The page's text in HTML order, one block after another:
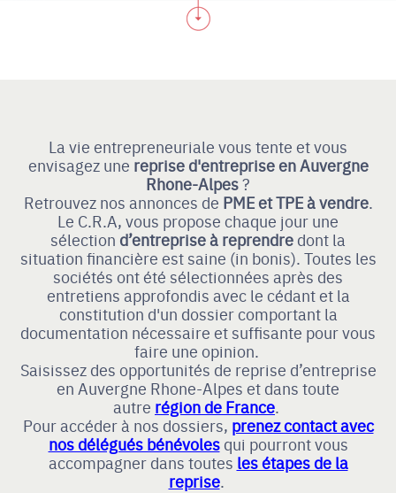
La vie entrepreneuriale vous tente et vous
envisagez une reprise d'entreprise en Auvergne
Rhone-Alpes?
Retrouvez nos annonces de PME et TPE à vendre.
Le C.R.A, vous propose chaque jour une
sélection d’entreprise à reprendre dont la
situation financière est saine (in bonis). Toutes les
sociétés ont été sélectionnées après des
entretiens approfondis avec le cédant et la
constitution d'un dossier comportant la
documentation nécessaire et suffisante pour vous
faire une opinion.
Saisissez des opportunités de reprise d’entreprise
en Auvergne Rhone-Alpes et dans toute
autre région de France.
Pour accéder à nos dossiers, prenez contact avec
nos délégués bénévolesqui pourront vous
accompagner dans toutes les étapes de la
reprise.